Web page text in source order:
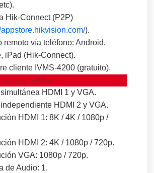
Hik-Connect (P2P)
appstore.hikvision.com/).
remoto vía teléfono: Android,
iPad (Hik-Connect).
cliente IVMS-4200 (gratuito).
y Salidas:
HDMI 1 y VGA.
HDMI 2 y VGA.
HDMI 1: 8K / 4K / 1080p /
HDMI 2: 4K / 1080p / 720p.
VGA: 1080p / 720p.
de Audio: 1.